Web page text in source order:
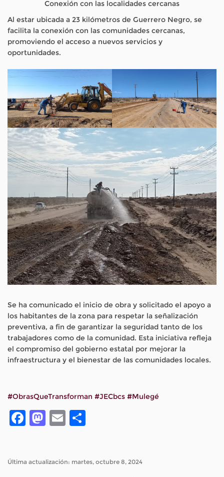
Conexión con las localidades cercanas
Al estar ubicada a 23 kilómetros de Guerrero Negro, se
facilita la conexión con las comunidades cercanas,
promoviendo el acceso a nuevos servicios y
oportunidades.
Se ha comunicado el inicio de obra y solicitado el apoyo a
los habitantes de la zona para respetar la señalización
preventiva, a fin de garantizar la seguridad tanto de los
trabajadores como de la comunidad. Esta iniciativa refleja
el compromiso del gobierno estatal por mejorar la
infraestructura y el bienestar de las comunidades locales.
#ObrasQueTransforman #JECbcs #Mulegé
Facebook
Mastodon
Email
Última actualización: martes, octubre 8, 2024